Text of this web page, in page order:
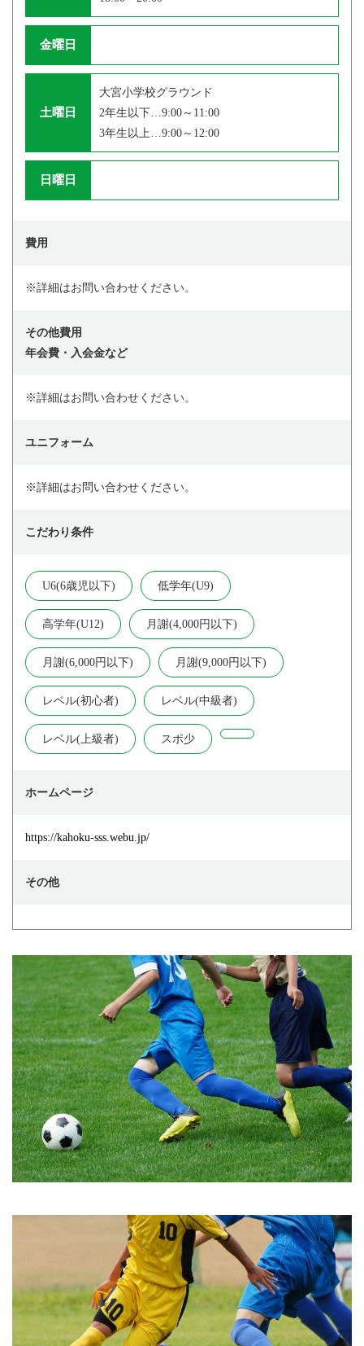
金曜日
土曜日
大宮小学校グラウンド
2年生以下…9:00～11:00
3年生以上…9:00～12:00
日曜日
費用
※詳細はお問い合わせください。
その他費用
年会費・入会金など
※詳細はお問い合わせください。
ユニフォーム
※詳細はお問い合わせください。
こだわり条件
U6(6歳児以下) 低学年(U9)
高学年(U12) 月謝(4,000円以下)
月謝(6,000円以下) 月謝(9,000円以下)
レベル(初心者) レベル(中級者)
レベル(上級者) スポ少
ホームページ
https://kahoku-sss.webu.jp/
その他